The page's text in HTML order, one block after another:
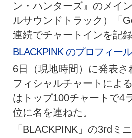
ン・ハンターズ』のメイ
ルサウンドトラック）「
連続でチャートインを記録
BLACKPINK のプロフィール
6日（現地時間）に発表さ
フィシャルチャートによ
はトップ100チャートで4
位に名を連ねた。
「BLACKPINK」の3rdミ